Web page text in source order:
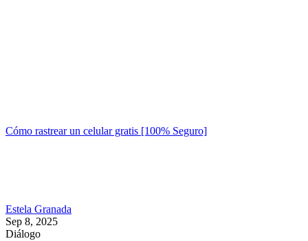
Cómo rastrear un celular gratis [100% Seguro]
Estela Granada
Sep 8, 2025
Diálogo